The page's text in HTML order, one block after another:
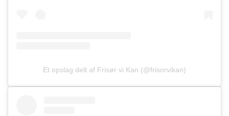
Et opslag delt af Frisør vi Kan (@frisorvikan)